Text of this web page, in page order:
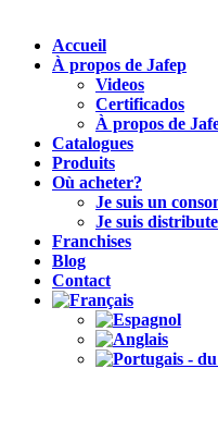
Accueil
À propos de Jafep
Videos
Certificados
À propos de
Catalogues
Produits
Où acheter?
Je suis un
Je suis
Franchises
Blog
Contact